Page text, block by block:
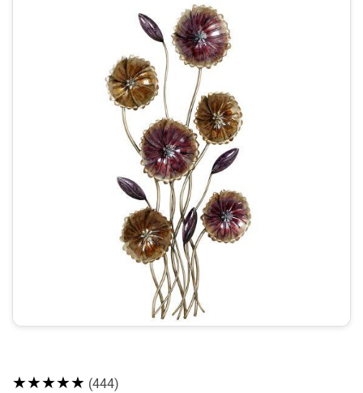
★★★★★ (444)